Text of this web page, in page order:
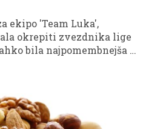
ekipo 'Team Luka',
okrepiti zvezdnika lige
bila najpomembnejša v